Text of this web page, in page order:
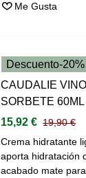
Me Gusta
Descuento-20%
CAUDALIE
SORBETE 60ML
15,92 € 19,90 €
Crema hidratante
aporta hidratación
acabado mate